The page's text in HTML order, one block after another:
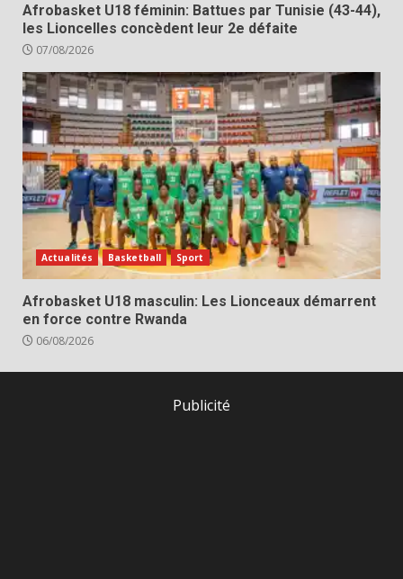
Afrobasket U18 féminin: Battues par Tunisie (43-44),
les Lioncelles concèdent leur 2e défaite
07/08/2026
Actualités Basketball Sport
Afrobasket U18 masculin: Les Lionceaux démarrent
en force contre Rwanda
06/08/2026
Publicité